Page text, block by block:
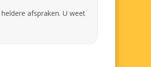
afspraken. U weet